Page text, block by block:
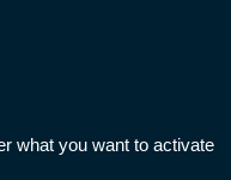
what you want to activate
Publications